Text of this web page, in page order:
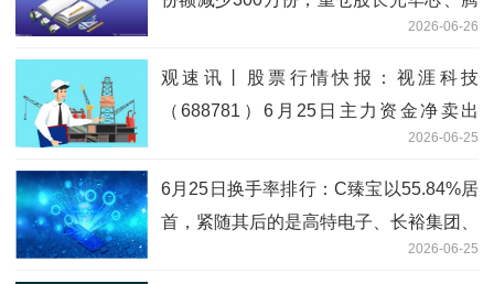
2026-06-26
观速讯丨股票行情快报：视涯科技
（688781）6月25日主力资金净卖出
2026-06-25
6月25日换手率排行：C臻宝以55.84%居
首，紧随其后的是高特电子、长裕集团、
2026-06-25